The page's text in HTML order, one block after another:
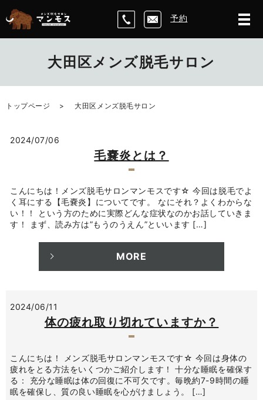
予約
大田区メンズ脱毛サロン
トップページ 大田区メンズ脱毛サロン
2024/07/06
毛嚢炎とは？
こんにちは！メンズ脱毛サロンマンモスです☆ 今回は脱毛でよ
く耳にする【毛嚢炎】についてです。 なにそれ？よくわからな
い！！ という方のために実際どんな症状なのかお話していきま
す！ まず、読み方は”もうのうえん”といいます […]
MORE
2024/06/11
体の疲れ取り切れていますか？
こんにちは！ メンズ脱毛サロンマンモスです☆ 今回は身体の
疲れをとる方法をいくつかご紹介します！ 十分な睡眠を確保す
る： 充分な睡眠は体の回復に不可欠です。毎晩約7-9時間の睡
眠を確保し、質の良い睡眠を心がけましょう。 […]